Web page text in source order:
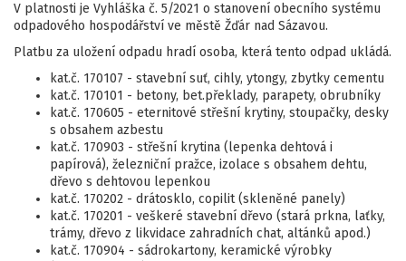
V platnosti je Vyhláška č. 5/2021 o stanovení obecního systému
odpadového hospodářství ve městě Žďár nad Sázavou.
Platbu za uložení odpadu hradí osoba, která tento odpad ukládá.
kat.č. 170107 - stavební suť, cihly, ytongy, zbytky cementu
kat.č. 170101 - betony, bet.překlady, parapety, obrubníky
kat.č. 170605 - eternitové střešní krytiny, stoupačky, desky
s obsahem azbestu
kat.č. 170903 - střešní krytina (lepenka dehtová i
papírová), železniční pražce, izolace s obsahem dehtu,
dřevo s dehtovou lepenkou
kat.č. 170202 - drátosklo, copilit (skleněné panely)
kat.č. 170201 - veškeré stavební dřevo (stará prkna, laťky,
trámy, dřevo z likvidace zahradních chat, altánků apod.)
kat.č. 170904 - sádrokartony, keramické výrobky